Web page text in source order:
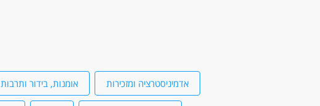
אדמיניסטרציה ומזכירות אומנות, בידור ותרבות